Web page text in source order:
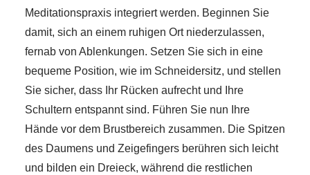
Meditationspraxis integriert werden. Beginnen Sie
damit, sich an einem ruhigen Ort niederzulassen,
fernab von Ablenkungen. Setzen Sie sich in eine
bequeme Position, wie im Schneidersitz, und stellen
Sie sicher, dass Ihr Rücken aufrecht und Ihre
Schultern entspannt sind. Führen Sie nun Ihre
Hände vor dem Brustbereich zusammen. Die Spitzen
des Daumens und Zeigefingers berühren sich leicht
und bilden ein Dreieck, während die restlichen